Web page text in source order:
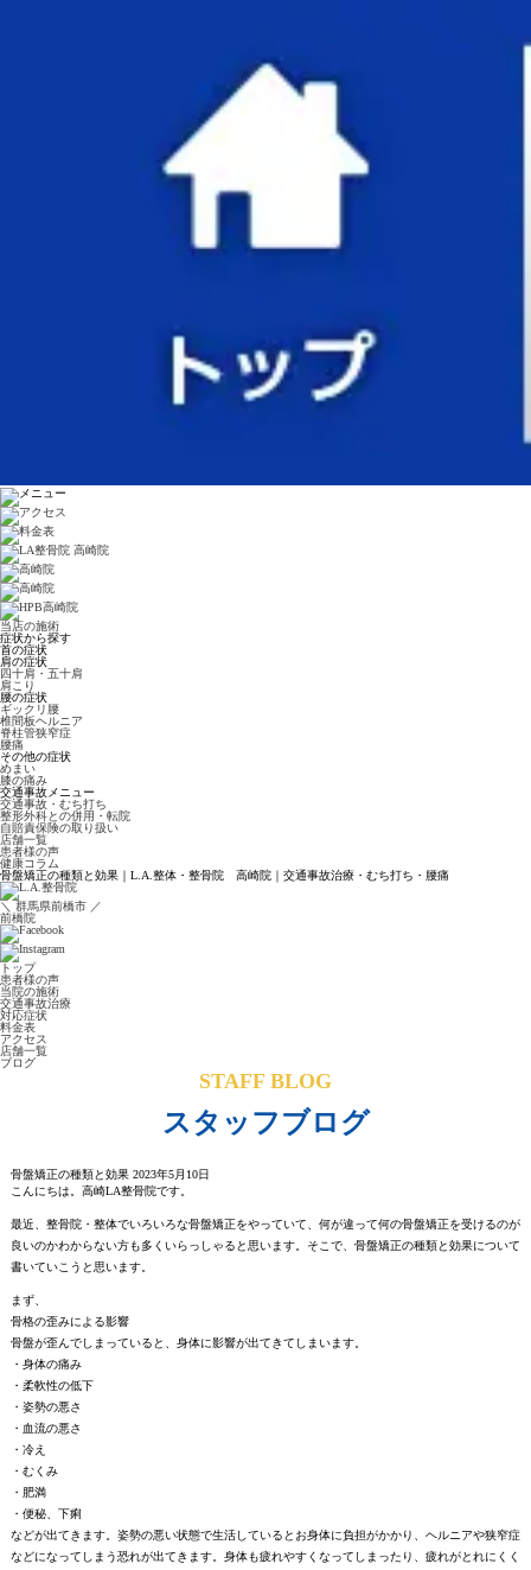
当店の施術
症状から探す
首の症状
肩の症状
四十肩・五十肩
肩こり
腰の症状
ギックリ腰
椎間板ヘルニア
脊柱管狭窄症
腰痛
その他の症状
めまい
膝の痛み
交通事故メニュー
交通事故・むち打ち
整形外科との併用・転院
自賠責保険の取り扱い
店舗一覧
患者様の声
健康コラム
骨盤矯正の種類と効果｜L.A.整体・整骨院 高崎院｜交通事故治療・むち打ち・腰痛
＼ 群馬県前橋市 ／
前橋院
トップ
患者様の声
当院の施術
交通事故治療
対応症状
料金表
アクセス
店舗一覧
ブログ
STAFF BLOG
スタッフブログ
骨盤矯正の種類と効果 2023年5月10日
こんにちは。高崎LA整骨院です。
最近、整骨院・整体でいろいろな骨盤矯正をやっていて、何が違って何の骨盤矯正を受けるのが
良いのかわからない方も多くいらっしゃると思います。そこで、骨盤矯正の種類と効果について
書いていこうと思います。
まず、
骨格の歪みによる影響
骨盤が歪んでしまっていると、身体に影響が出てきてしまいます。
・身体の痛み
・柔軟性の低下
・姿勢の悪さ
・血流の悪さ
・冷え
・むくみ
・肥満
・便秘、下痢
などが出てきます。姿勢の悪い状態で生活しているとお身体に負担がかかり、ヘルニアや狭窄症
などになってしまう恐れが出てきます。身体も疲れやすくなってしまったり、疲れがとれにくく